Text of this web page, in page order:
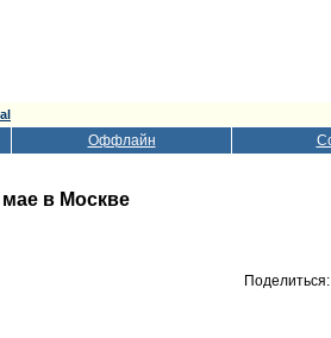
Оффлайн
в Москве
Поделиться: